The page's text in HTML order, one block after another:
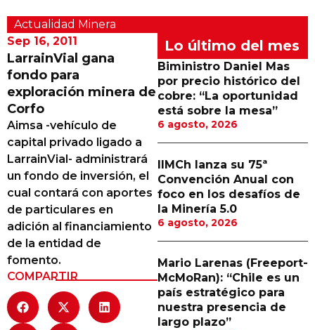
Minería Superficie
Minerí­a Subterránea
Proveedores
Canal Digital
Columnas de Opinión
Designaciones
Calendario de Eventos
Revistas Digital
Siguenos
Actualidad Minera
Sep 16, 2011
LarrainVial gana
fondo para
exploración minera de
Corfo
Aimsa -vehículo de
capital privado ligado a
LarrainVial- administrará
un fondo de inversión, el
cual contará con aportes
de particulares en
adición al financiamiento
de la entidad de
fomento.
COMPARTIR
Lo último del mes
Biministro Daniel Mas
por precio histórico del
cobre: “La oportunidad
está sobre la mesa”
6 agosto, 2026
IIMCh lanza su 75ª
Convención Anual con
foco en los desafíos de
la Minería 5.0
6 agosto, 2026
Mario Larenas (Freeport-
McMoRan): “Chile es un
país estratégico para
nuestra presencia de
largo plazo”